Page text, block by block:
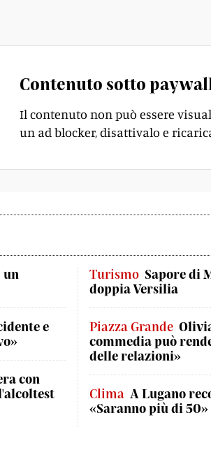
Contenuto sotto
Il contenuto non può essere
un ad blocker, disattivalo e
un
e
con
Turismo Sapore di
doppia Versilia
Piazza Grande
commedia può
delle relazioni»
Clima A Lugano
«Saranno più di 50»